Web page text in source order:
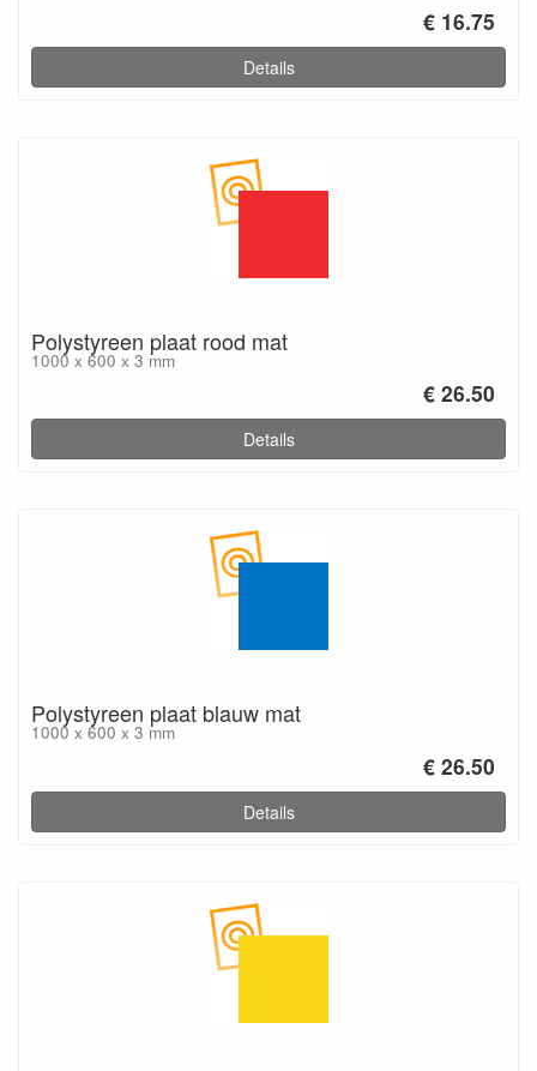
€ 16.75
Details
Polystyreen plaat rood mat
1000 x 600 x 3 mm
€ 26.50
Details
Polystyreen plaat blauw mat
1000 x 600 x 3 mm
€ 26.50
Details